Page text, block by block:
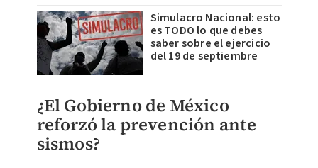
Simulacro Nacional: esto
es TODO lo que debes
saber sobre el ejercicio
del 19 de septiembre
¿El Gobierno de México
reforzó la prevención ante
sismos?